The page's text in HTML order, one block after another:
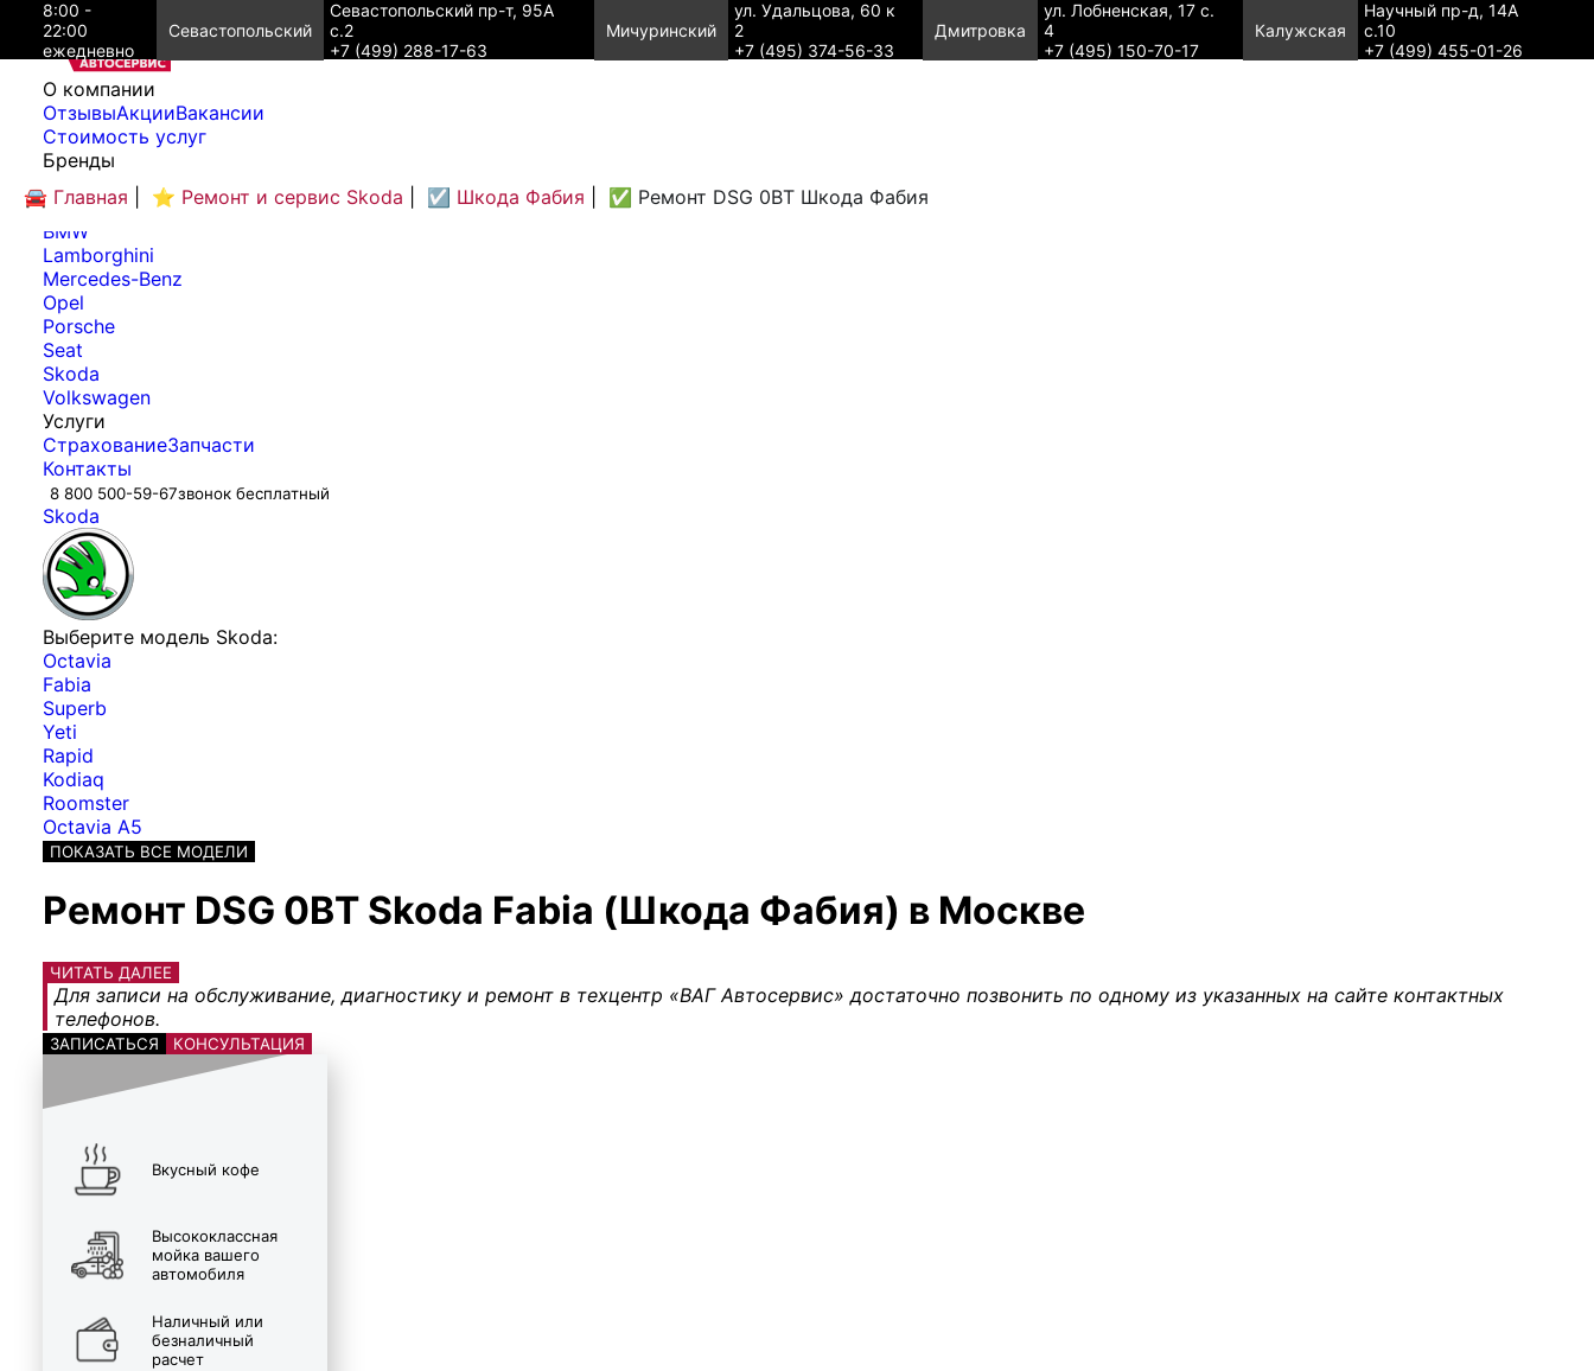
8:00 -
22:00
ежедневно
Севастопольский
Севастопольский пр-т, 95А
с.2
+7 (499) 288-17-63
Мичуринский
ул. Удальцова, 60 к
2
+7 (495) 374-56-33
Дмитровка
ул. Лобненская, 17 с.
4
+7 (495) 150-70-17
Калужская
Научный пр-д, 14А
с.10
+7 (499) 455-01-26
O компании
ОтзывыАкцииВакансии
Cтоимость услуг
Бренды
Audi
Bentley
BMW
Lamborghini
Mercedes-Benz
Opel
Porsche
Seat
Skoda
Volkswagen
Услуги
СтрахованиеЗапчасти
Контакты
8 800 500-59-67звонок бесплатный
🚘 Главная ⭐ Ремонт и сервис Skoda ☑️ Шкода Фабия ✅ Ремонт DSG 0BT Шкода Фабия
Skoda
Выберите модель Skoda:
Octavia
Fabia
Superb
Yeti
Rapid
Kodiaq
Roomster
Octavia A5
ПОКАЗАТЬ ВСЕ МОДЕЛИ
Ремонт DSG 0BT Skoda Fabia (Шкода Фабия) в Москве
ЧИТАТЬ ДАЛЕЕ
Для записи на обслуживание, диагностику и ремонт в техцентр «ВАГ Автосервис» достаточно позвонить по одному из указанных на сайте контактных
телефонов.
ЗАПИСАТЬСЯ КОНСУЛЬТАЦИЯ
Вкусный кофе
Высококлассная
мойка вашего
автомобиля
Наличный или
безналичный
расчет